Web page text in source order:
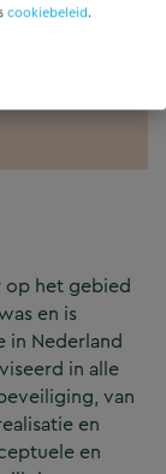
cookiebeleid.
op het gebied
en is
in Nederland
in alle
van
en
en